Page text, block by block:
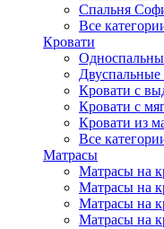
Спальня
Все
Кровати
Двуспальные
Кровати с
Кровати с
Кровати из
Все
Матрасы
Матрасы на
Матрасы на
Матрасы на
Матрасы на